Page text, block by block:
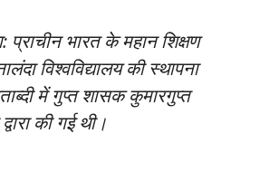
प्राचीन भारत के महान शिक्षण
विश्वविद्यालय की स्थापना
में गुप्त शासक कुमारगुप्त
की गई थी।